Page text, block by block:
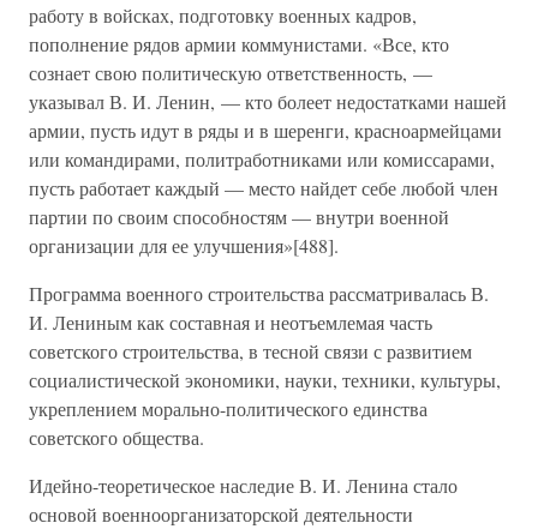
работу в войсках, подготовку военных кадров,
пополнение рядов армии коммунистами. «Все, кто
сознает свою политическую ответственность, —
указывал В. И. Ленин, — кто болеет недостатками нашей
армии, пусть идут в ряды и в шеренги, красноармейцами
или командирами, политработниками или комиссарами,
пусть работает каждый — место найдет себе любой член
партии по своим способностям — внутри военной
организации для ее улучшения»[488].
Программа военного строительства рассматривалась В.
И. Лениным как составная и неотъемлемая часть
советского строительства, в тесной связи с развитием
социалистической экономики, науки, техники, культуры,
укреплением морально-политического единства
советского общества.
Идейно-теоретическое наследие В. И. Ленина стало
основой военноорганизаторской деятельности